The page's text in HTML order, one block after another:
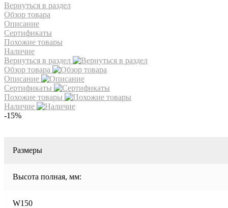
Вернуться в раздел
Обзор товара
Описание
Сертификаты
Похожие товары
Наличие
Вернуться в раздел
Обзор товара
Описание
Сертификаты
Похожие товары
Наличие
-15%
Размеры
Высота полная, мм:
W150